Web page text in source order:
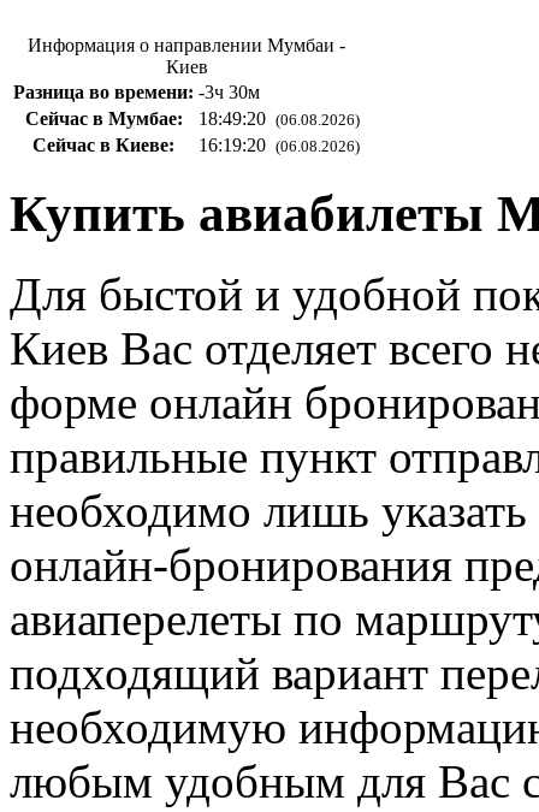
Информация о направлении Мумбаи -
Киев
Разница во времени: -3ч 30м
Сейчас в Мумбае:
18:49:21 (06.08.2026)
Сейчас в Киеве: 16:19:21 (06.08.2026)
Купить авиабилеты
Для быстой и удобной
Киев Вас отделяет всего
форме онлайн
правильные пункт
необходимо лишь
онлайн-бронирования
авиаперелеты по
подходящий вариант
необходимую
любым удобным для Вас